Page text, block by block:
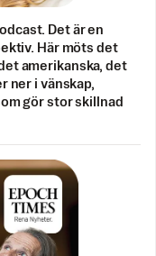
Det är en
Här möts det
amerikanska, det
ner i vänskap,
gör stor skillnad